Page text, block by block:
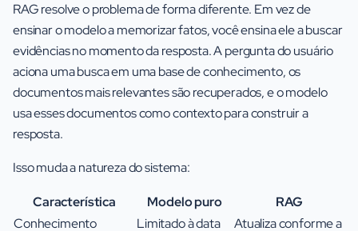
RAG resolve o problema de forma diferente. Em vez de
ensinar o modelo a memorizar fatos, você ensina ele a buscar
evidências no momento da resposta. A pergunta do usuário
aciona uma busca em uma base de conhecimento, os
documentos mais relevantes são recuperados, e o modelo
usa esses documentos como contexto para construir a
resposta.
Isso muda a natureza do sistema:
Característica Modelo puro
RAG
Conhecimento
Limitado à data Atualiza conforme a